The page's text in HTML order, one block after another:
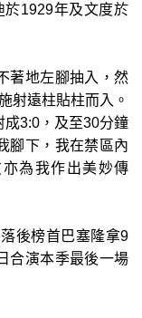
1929年及文度於
著地左腳抽入，然
射遠柱貼柱而入。
成3:0，及至30分鐘
腳下，我在禁區內
為我作出美妙傳
後榜首巴塞隆拿9
合演本季最後一場